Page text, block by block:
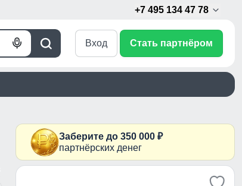
+7 495 134 47 78
Поиск
Голосовой
Вход Стать партнёром
Заберите до 350 000 ₽
партнёрских денег